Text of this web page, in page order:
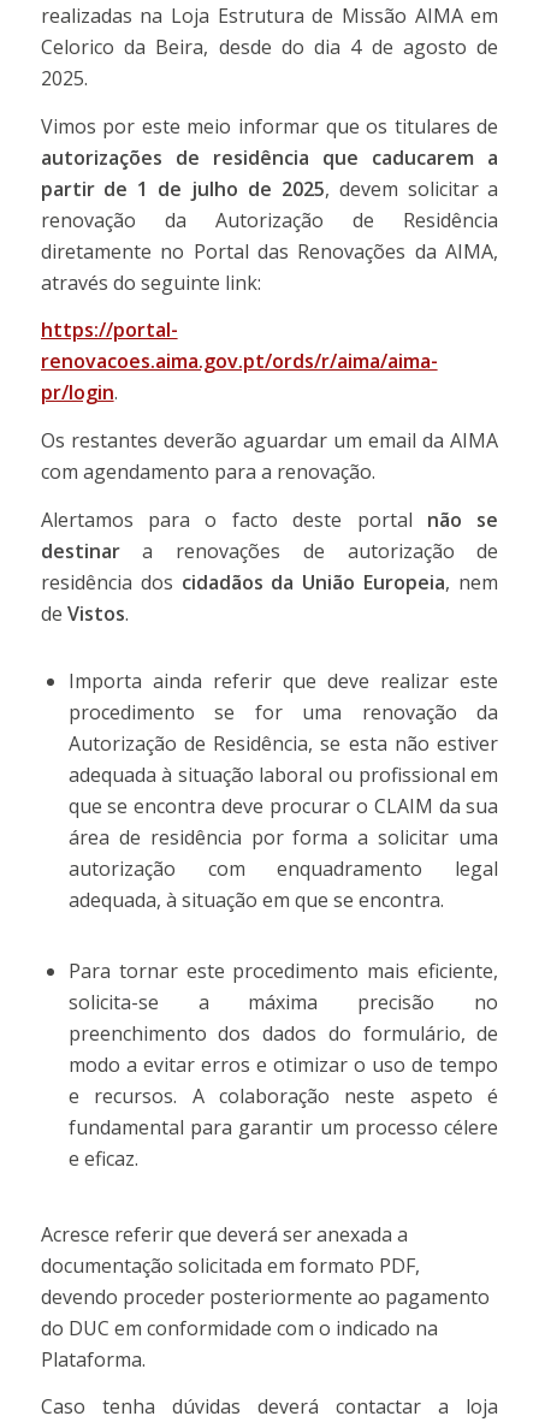
realizadas na Loja Estrutura de Missão AIMA em
Celorico da Beira, desde do dia 4 de agosto de
2025.
Vimos por este meio informar que os titulares de
autorizações de residência que caducarem a
partir de 1 de julho de 2025, devem solicitar a
renovação da Autorização de Residência
diretamente no Portal das Renovações da AIMA,
através do seguinte link:
https://portal-
renovacoes.aima.gov.pt/ords/r/aima/aima-
pr/login.
Os restantes deverão aguardar um email da AIMA
com agendamento para a renovação.
Alertamos para o facto deste portal não se
destinara renovações de autorização de
residência dos cidadãos da União Europeia, nem
de Vistos.
Importa ainda referir que deve realizar este
procedimento se for uma renovação da
Autorização de Residência, se esta não estiver
adequada à situação laboral ou profissional em
que se encontra deve procurar o CLAIM da sua
área de residência por forma a solicitar uma
autorização com enquadramento legal
adequada, à situação em que se encontra.
Para tornar este procedimento mais eficiente,
solicita-se a máxima precisão no
preenchimento dos dados do formulário, de
modo a evitar erros e otimizar o uso de tempo
e recursos. A colaboração neste aspeto é
fundamental para garantir um processo célere
e eficaz.
Acresce referir que deverá ser anexada a
documentação solicitada em formato PDF,
devendo proceder posteriormente ao pagamento
do DUC em conformidade com o indicado na
Plataforma.
Caso tenha dúvidas deverá contactar a loja